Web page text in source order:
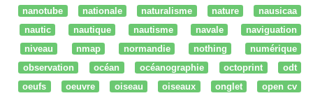
nanotube
nationale naturalisme nature
nausicaa
nautic
nautique nautisme navale
naviguation
niveau
nmap normandie nothing
numérique
observation
océan océanographie octoprint
odt
oeufs
oeuvre oiseau oiseaux onglet
open cv